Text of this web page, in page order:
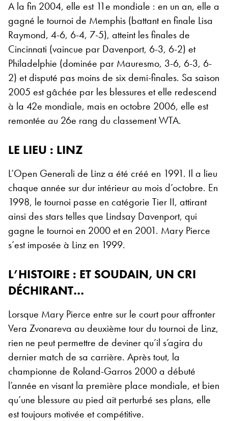
A la fin 2004, elle est 11e mondiale : en un an, elle a
gagné le tournoi de Memphis (battant en finale Lisa
Raymond, 4-6, 6-4, 7-5), atteint les finales de
Cincinnati (vaincue par Davenport, 6-3, 6-2) et
Philadelphie (dominée par Mauresmo, 3-6, 6-3, 6-
2) et disputé pas moins de six demi-finales. Sa saison
2005 est gâchée par les blessures et elle redescend
à la 42e mondiale, mais en octobre 2006, elle est
remontée au 26e rang du classement WTA.
LE LIEU : LINZ
L’Open Generali de Linz a été créé en 1991. Il a lieu
chaque année sur dur intérieur au mois d’octobre. En
1998, le tournoi passe en catégorie Tier II, attirant
ainsi des stars telles que Lindsay Davenport, qui
gagne le tournoi en 2000 et en 2001. Mary Pierce
s’est imposée à Linz en 1999.
L’HISTOIRE : ET SOUDAIN, UN CRI
DÉCHIRANT…
Lorsque Mary Pierce entre sur le court pour affronter
Vera Zvonareva au deuxième tour du tournoi de Linz,
rien ne peut permettre de deviner qu’il s’agira du
dernier match de sa carrière. Après tout, la
championne de Roland-Garros 2000 a débuté
l’année en visant la première place mondiale, et bien
qu’une blessure au pied ait perturbé ses plans, elle
est toujours motivée et compétitive.